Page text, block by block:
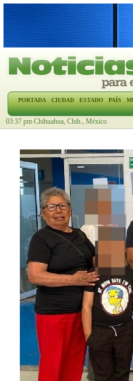
PORTADA CIUDAD ESTADO PAÍS
03:37 pm Chihuahua, Chih., México